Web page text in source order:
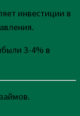
инвестиции в
3-4% в